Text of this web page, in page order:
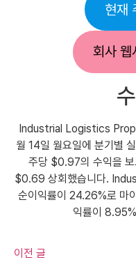
현재
회사 웹
Industrial Logistics
월 14일 월요일에 분기별
주당 $0.97의 수익을
$0.69 상회했습니다.
순이익률이 24.26%로 마
익률이
이전 글